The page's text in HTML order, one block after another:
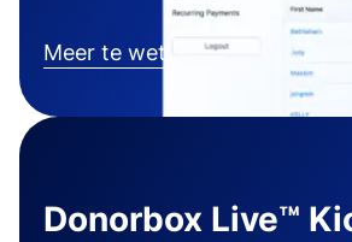
Meer te weten komen
Donorbox Live™